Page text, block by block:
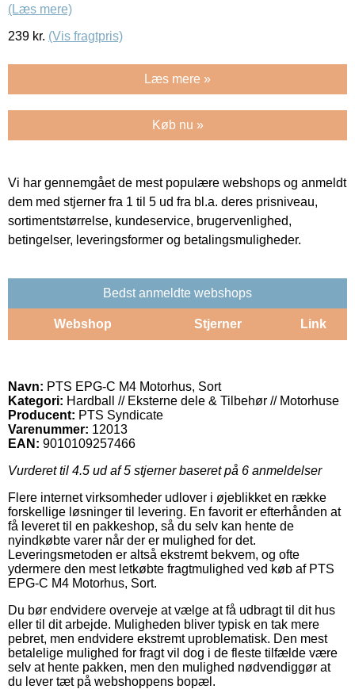
(Læs mere)
239 kr. (Vis fragtpris)
Læs mere »
Køb nu »
Vi har gennemgået de mest populære webshops og anmeldt
dem med stjerner fra 1 til 5 ud fra bl.a. deres prisniveau,
sortimentstørrelse, kundeservice, brugervenlighed,
betingelser, leveringsformer og betalingsmuligheder.
Bedst anmeldte webshops
Webshop Stjerner Link
Navn: PTS EPG-C M4 Motorhus, Sort
Kategori: Hardball // Eksterne dele & Tilbehør // Motorhuse
Producent: PTS Syndicate
Varenummer: 12013
EAN: 9010109257466
Vurderet til 4.5 ud af 5 stjerner baseret på 6 anmeldelser
Flere internet virksomheder udlover i øjeblikket en række
forskellige løsninger til levering. En favorit er efterhånden at
få leveret til en pakkeshop, så du selv kan hente de
nyindkøbte varer når der er mulighed for det.
Leveringsmetoden er altså ekstremt bekvem, og ofte
ydermere den mest letkøbte fragtmulighed ved køb af PTS
EPG-C M4 Motorhus, Sort.
Du bør endvidere overveje at vælge at få udbragt til dit hus
eller til dit arbejde. Muligheden bliver typisk en tak mere
pebret, men endvidere ekstremt uproblematisk. Den mest
betalelige mulighed for fragt vil dog i de fleste tilfælde være
selv at hente pakken, men den mulighed nødvendiggør at
du lever tæt på webshoppens bopæl.